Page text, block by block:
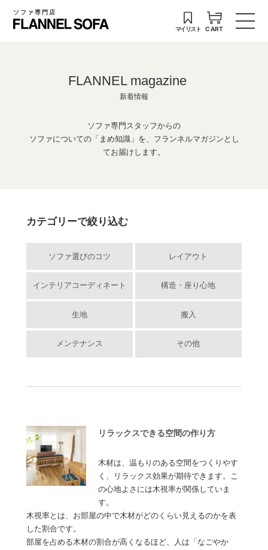
ソファ専門店
マイリスト CART
FLANNEL magazine
新着情報
ソファ専門スタッフからの
ソファについての「まめ知識」を、フランネルマガジンとし
てお届けします。
カテゴリーで絞り込む
ソファ選びのコツ レイアウト
インテリアコーディネート 構造・座り心地
生地 搬入
メンテナンス その他
リラックスできる空間の作り方
木材は、温もりのある空間をつくりやす
く、リラックス効果が期待できます。こ
の心地よさには木視率が関係していま
す。
木視率とは、お部屋の中で木材がどのくらい見えるのかを表
した割合です。
部屋を占める木材の割合が高くなるほど、人は「なごやか